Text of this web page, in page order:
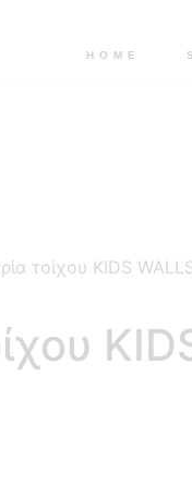
HOME
τοίχου KIDS